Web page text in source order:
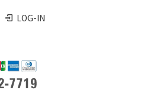
LOG-IN